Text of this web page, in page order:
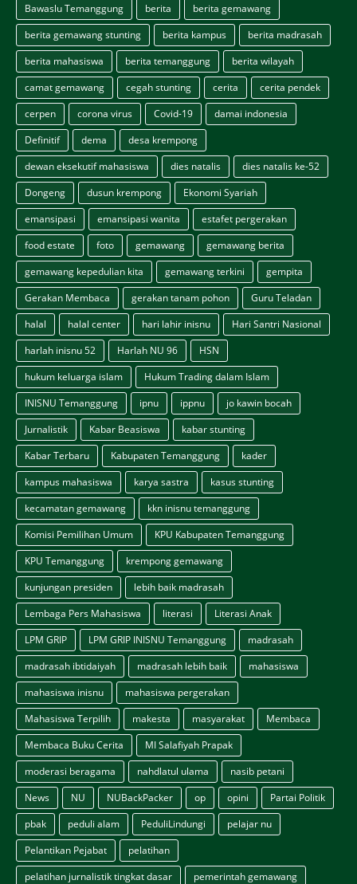
Bawaslu Temanggung
berita
berita gemawang
berita gemawang stunting
berita kampus
berita madrasah
berita mahasiswa
berita temanggung
berita wilayah
camat gemawang
cegah stunting cerita
cerita pendek
cerpen
corona virus Covid-19
damai indonesia
Definitif
dema
desa krempong
dewan eksekutif mahasiswa
dies natalis
dies natalis ke-52
Dongeng
dusun krempong
Ekonomi Syariah
emansipasi
emansipasi wanita
estafet pergerakan
food estate
foto gemawang
gemawang berita
gemawang kepedulian kita
gemawang terkini
gempita
Gerakan Membaca
gerakan tanam pohon
Guru Teladan
halal
halal center hari lahir inisnu
Hari Santri Nasional
harlah inisnu 52
Harlah NU 96
HSN
hukum keluarga islam
Hukum Trading dalam Islam
INISNU Temanggung
ipnu ippnu
jo kawin bocah
Jurnalistik
Kabar Beasiswa
kabar stunting
Kabar Terbaru
Kabupaten Temanggung
kader
kampus mahasiswa
karya sastra
kasus stunting
kecamatan gemawang
kkn inisnu temanggung
Komisi Pemilihan Umum
KPU Kabupaten Temanggung
KPU Temanggung
krempong gemawang
kunjungan presiden
lebih baik madrasah
Lembaga Pers Mahasiswa
literasi
Literasi Anak
LPM GRIP
LPM GRIP INISNU Temanggung
madrasah
madrasah ibtidaiyah
madrasah lebih baik
mahasiswa
mahasiswa inisnu
mahasiswa pergerakan
Mahasiswa Terpilih
makesta masyarakat
Membaca
Membaca Buku Cerita
MI Salafiyah Prapak
moderasi beragama
nahdlatul ulama
nasib petani
News
NU NUBackPacker op opini
Partai Politik
pbak
peduli alam PeduliLindungi
pelajar nu
Pelantikan Pejabat
pelatihan
pelatihan jurnalistik tingkat dasar
pemerintah gemawang